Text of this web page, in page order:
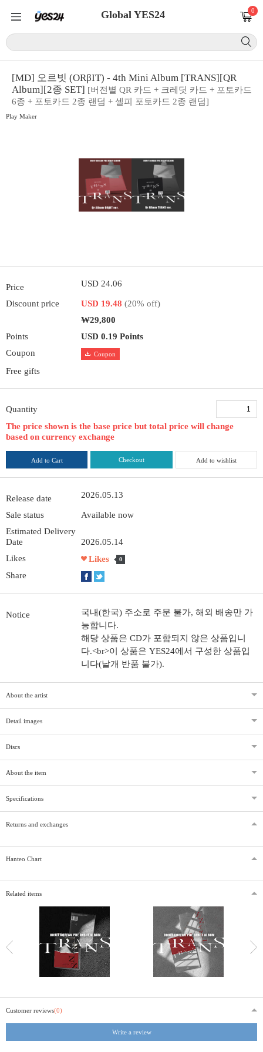
Global YES24 0
[MD] 오르빗 (ORβIT) - 4th Mini Album [TRANS][QR
Album][2종 SET] [버전별 QR 카드 + 크레딧 카드 + 포토카드
6종 + 포토카드 2종 랜덤 + 셀피 포토카드 2종 랜덤]
Play Maker
Price USD 24.06
Discount price USD 19.48 (20% off)
₩29,800
Points
USD 0.19 Points
Coupon
Coupon
Free gifts
Quantity
The price shown is the base price but total price will change
based on currency exchange
Add to Cart Checkout Add to wishlist
Release date 2026.05.13
Sale status
Available now
Estimated Delivery
Date
2026.05.14
Likes
Likes 0
Share
Notice
국내(한국) 주소로 주문 불가, 해외 배송만 가
능합니다.
해당 상품은 CD가 포함되지 않은 상품입니
다.<br>이 상품은 YES24에서 구성한 상품입
니다(낱개 반품 불가).
About the artist
Detail images
Discs
About the item
Specifications
Returns and exchanges
Hanteo Chart
Related items
Customer reviews(0)
Write a review